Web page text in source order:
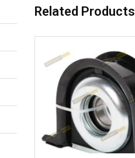
Related Products